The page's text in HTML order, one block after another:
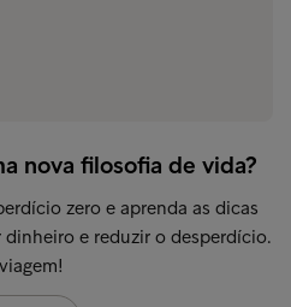
nova filosofia de vida?
zero e aprenda as dicas
e reduzir o desperdício.